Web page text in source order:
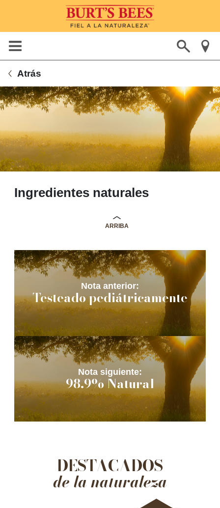
Atrás
Ingredientes naturales
ARRIBA
Nota anterior:
Testeado pediátricamente
Nota siguiente:
98.9% Natural
DESTACADOS
de la naturaleza